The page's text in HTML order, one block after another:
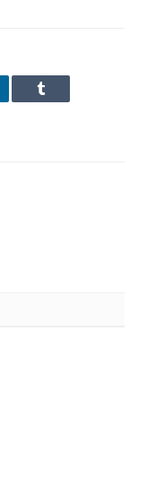
Tumblr